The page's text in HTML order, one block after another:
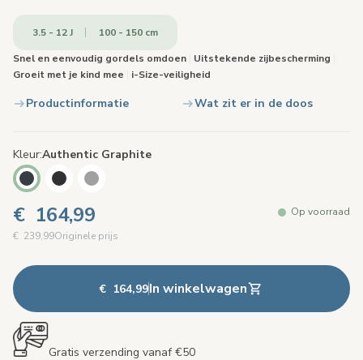
3.5 - 12 J
100 - 150 cm
Snel en eenvoudig gordels omdoen
Uitstekende zijbescherming
Groeit met je kind mee
i-Size-veiligheid
Productinformatie Wat zit er in de doos
KleurAuthentic Graphite
€ 164,99
€ 239,99Originele prijs
Op voorraad
€ 164,99In winkelwagen
Gratis verzending vanaf €50